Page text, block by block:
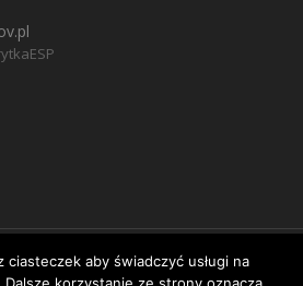
Polityka prywatności
ciasteczek aby świadczyć usługi na